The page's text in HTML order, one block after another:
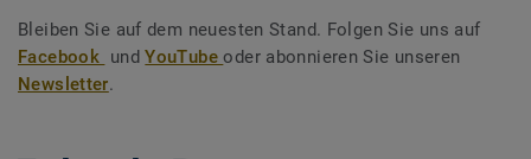
Bleiben Sie auf dem neuesten Stand. Folgen Sie uns auf
Facebook undYouTubeoder abonnieren Sie unseren
Newsletter.